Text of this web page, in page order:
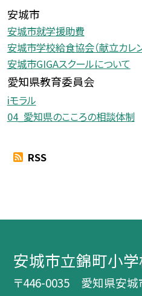
安城市
安城市就学援助費
安城市学校給食協会（献立カレ
安城市GIGAスクールについて
愛知県教育委員会
iモラル
04_愛知県のこころの相談体制
RSS
安城市立錦町小
〒446-0035 愛知県安城